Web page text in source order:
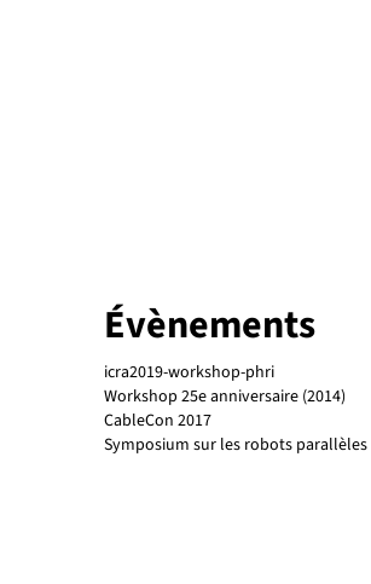
Évènements
icra2019-workshop-phri
Workshop 25e anniversaire (2014)
CableCon 2017
Symposium sur les robots parallèles